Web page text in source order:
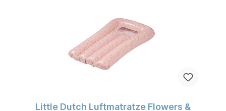
Little Dutch Luftmatratze Flowers &